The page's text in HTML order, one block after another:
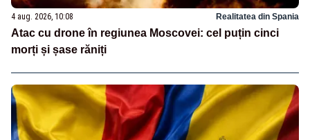
4 aug. 2026, 10:08 Realitatea din Spania
Atac cu drone în regiunea Moscovei: cel puțin cinci
morți și șase răniți